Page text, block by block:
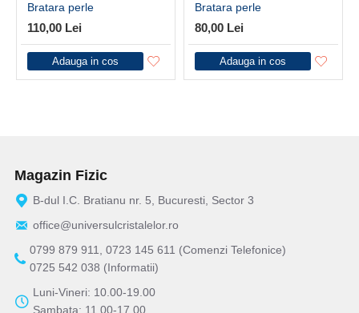
Bratara perle
110,00 Lei
Adauga in cos
Bratara perle
80,00 Lei
Adauga in cos
Magazin Fizic
B-dul I.C. Bratianu nr. 5, Bucuresti, Sector 3
office@universulcristalelor.ro
0799 879 911, 0723 145 611 (Comenzi Telefonice)
0725 542 038 (Informatii)
Luni-Vineri: 10.00-19.00
Sambata: 11.00-17.00